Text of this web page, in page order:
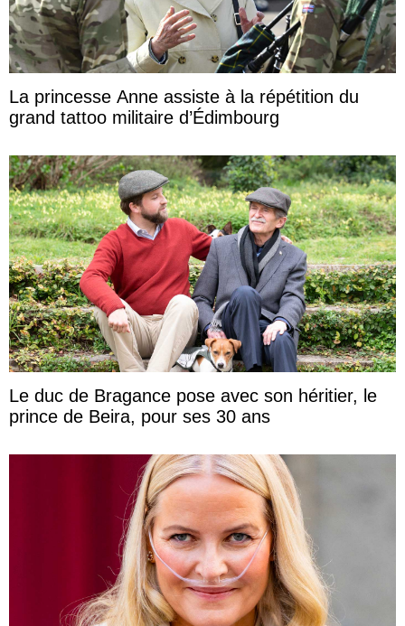
La princesse Anne assiste à la répétition du
grand tattoo militaire d’Édimbourg
Le duc de Bragance pose avec son héritier, le
prince de Beira, pour ses 30 ans